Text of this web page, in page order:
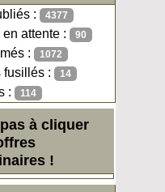
: 4377
attente : 90
: 1072
fusillés : 14
: 114
à cliquer
!